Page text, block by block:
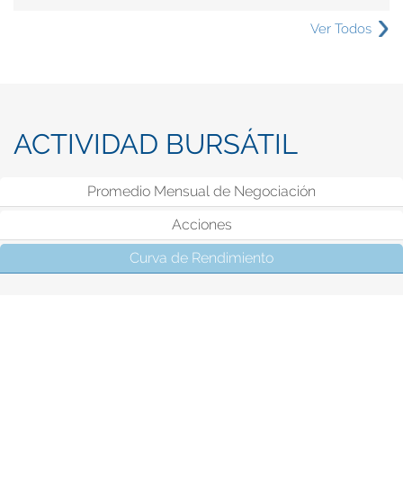
Ver Todos
ACTIVIDAD BURSÁTIL
Promedio Mensual de Negociación
Acciones
Curva de Rendimiento